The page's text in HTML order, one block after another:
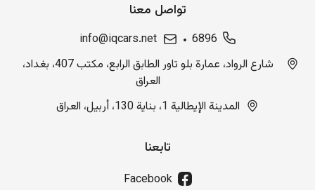
تواصل معنا
6896
info@iqcars.net
شارع الرواد، عمارة بلو تاور الطابق الرابع، مكتب 407، بغداد،
العراق
المدينة الإيطالية 1، بناية 130، أربيل، العراق
تابعنا
Facebook